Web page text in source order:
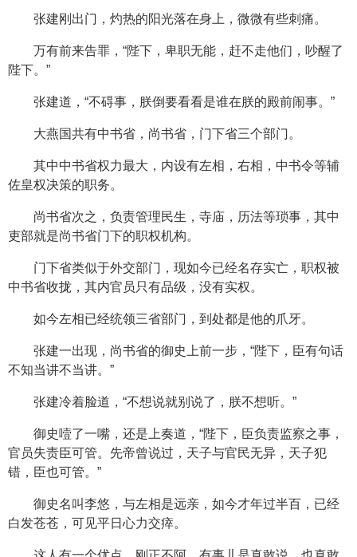
张建刚出门，灼热的阳光落在身上，微微有些刺痛。
万有前来告罪，“陛下，卑职无能，赶不走他们，吵醒了
陛下。”
张建道，“不碍事，朕倒要看看是谁在朕的殿前闹事。”
大燕国共有中书省，尚书省，门下省三个部门。
其中中书省权力最大，内设有左相，右相，中书令等辅
佐皇权决策的职务。
尚书省次之，负责管理民生，寺庙，历法等琐事，其中
吏部就是尚书省门下的职权机构。
门下省类似于外交部门，现如今已经名存实亡，职权被
中书省收拢，其内官员只有品级，没有实权。
如今左相已经统领三省部门，到处都是他的爪牙。
张建一出现，尚书省的御史上前一步，“陛下，臣有句话
不知当讲不当讲。”
张建冷着脸道，“不想说就别说了，朕不想听。”
御史噎了一嘴，还是上奏道，“陛下，臣负责监察之事，
官员失责臣可管。先帝曾说过，天子与官民无异，天子犯
错，臣也可管。”
御史名叫李悠，与左相是远亲，如今才年过半百，已经
白发苍苍，可见平日心力交瘁。